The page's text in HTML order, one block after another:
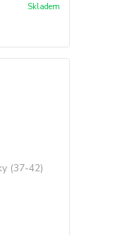
Skladem